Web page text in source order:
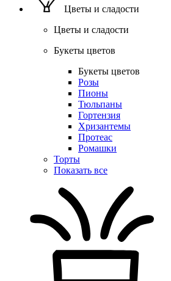
Цветы и сладости
Цветы и сладости
Букеты цветов
Букеты цветов
Розы
Пионы
Тюльпаны
Гортензия
Хризантемы
Протеас
Ромашки
Торты
Показать все